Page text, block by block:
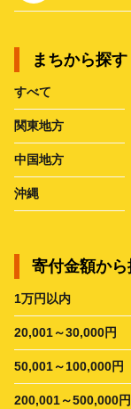
まちから探す
すべて
関東地方
中国地方
沖縄
寄付金額から
1万円以内
20,001～30,000円
50,001～100,000円
200,001～500,000円